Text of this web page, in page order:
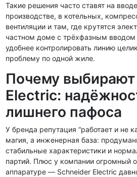
Такие решения часто ставят на
производстве, в котельных,
вентиляции и там, где крутятся
частном доме с трёхфазным вводом
удобнее контролировать линию
проблему по одной жиле.
Почему
Electric:
лишнего пафоса
У бренда репутация “работает и не
магия, а инженерная база:
стабильные характеристики и
партий. Плюс у компании огромный
аппаратуре — Schneider Electric